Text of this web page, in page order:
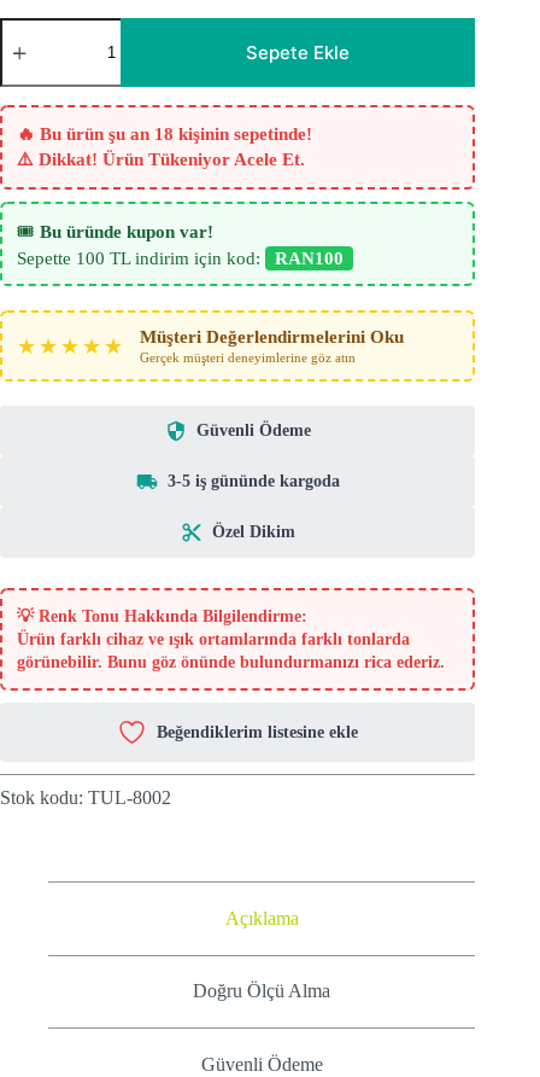
Düz
Tül
Bej
-
Krem
adet
Sepete Ekle
🔥 Bu ürün şu an 18 kişinin sepetinde!
⚠️ Dikkat! Ürün Tükeniyor Acele Et.
🎟️ Bu üründe kupon var!
Sepette 100 TL indirim için kod:
RAN100
★★★★★ Müşteri Değerlendirmelerini Oku
Gerçek müşteri deneyimlerine göz atın
Güvenli Ödeme
3-5 iş gününde kargoda
Özel Dikim
💡 Renk Tonu Hakkında Bilgilendirme:
Ürün farklı cihaz ve ışık ortamlarında farklı tonlarda
görünebilir. Bunu göz önünde bulundurmanızı rica ederiz.
Beğendiklerim listesine ekle
Stok kodu: TUL-8002
Açıklama
Doğru Ölçü Alma
Güvenli Ödeme